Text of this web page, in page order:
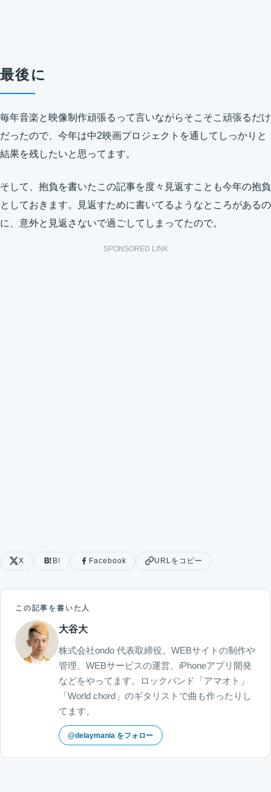
最後に
毎年音楽と映像制作頑張るって言いながらそこそこ頑張るだけ
だったので、今年は中2映画プロジェクトを通してしっかりと
結果を残したいと思ってます。
そして、抱負を書いたこの記事を度々見返すことも今年の抱負
としておきます。見返すために書いてるようなところがあるの
に、意外と見返さないで過ごしてしまってたので。
SPONSORED LINK
X B! Facebook URLをコピー
この記事を書いた人
大谷大
株式会社ondo 代表取締役。WEBサイトの制作や
管理、WEBサービスの運営、iPhoneアプリ開発
などをやってます。ロックバンド「アマオト」
「World chord」のギタリストで曲も作ったりし
てます。
@delaymania をフォロー